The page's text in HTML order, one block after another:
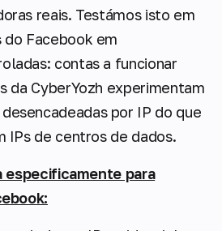
reais. Testámos isto em
do Facebook em
contas a funcionar
da CyberYozh experimentam
por IP do que
IPs de centros de dados.
especificamente para